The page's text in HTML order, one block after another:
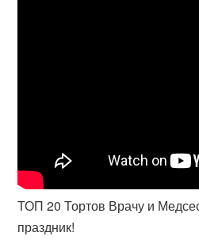
ТОП 20 Тортов Врачу и
праздник!